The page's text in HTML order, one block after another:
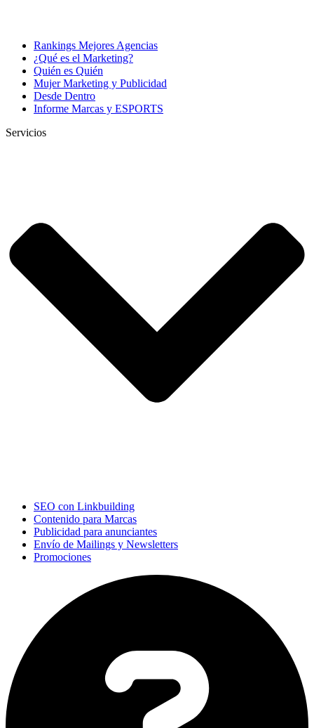
Rankings Mejores Agencias
¿Qué es el Marketing?
Quién es Quién
Mujer Marketing y Publicidad
Desde Dentro
Informe Marcas y ESPORTS
Servicios
SEO con Linkbuilding
Contenido para Marcas
Publicidad para anunciantes
Envío de Mailings y Newsletters
Promociones